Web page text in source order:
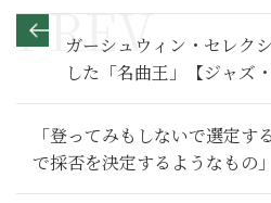
ガーシュウィン・セレク
した「名曲王」【ジャズ
ョン22】
「登ってみもしないで選定す
で採否を決定するようなもの
石と明治人のことば53】